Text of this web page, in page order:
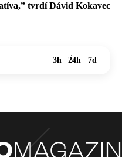
tvrdí Dávid Kokavec
3h 24h 7d